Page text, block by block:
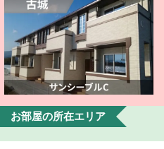
お部屋の所在エリア